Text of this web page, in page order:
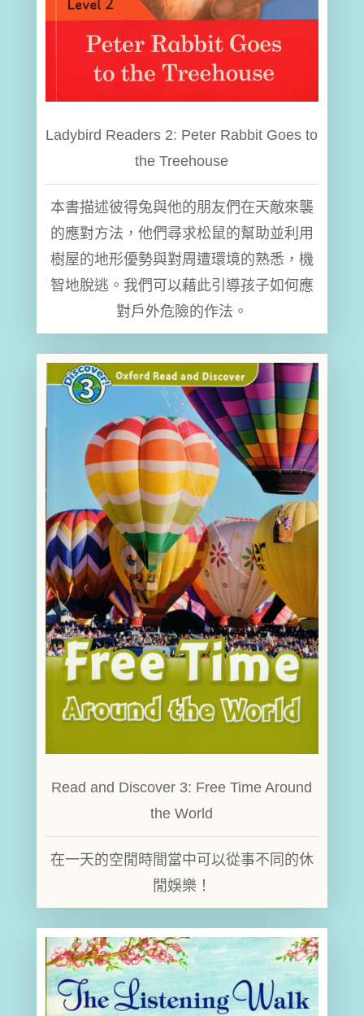
Ladybird Readers 2: Peter Rabbit Goes to
the Treehouse
本書描述彼得兔與他的朋友們在天敵來襲
的應對方法，他們尋求松鼠的幫助並利用
樹屋的地形優勢與對周遭環境的熟悉，機
智地脫逃。我們可以藉此引導孩子如何應
對戶外危險的作法。
Read and Discover 3: Free Time Around
the World
在一天的空閒時間當中可以從事不同的休
閒娛樂！